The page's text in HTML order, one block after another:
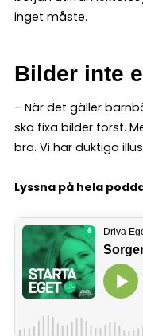
inget måste.
Bilder inte
– När det gäller
ska fixa bilder först.
bra. Vi har duktiga
Lyssna på hela